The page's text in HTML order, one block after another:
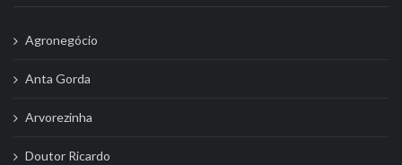
Agronegócio
Anta Gorda
Arvorezinha
Doutor Ricardo